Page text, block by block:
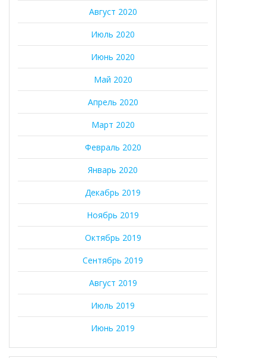
Август 2020
Июль 2020
Июнь 2020
Май 2020
Апрель 2020
Март 2020
Февраль 2020
Январь 2020
Декабрь 2019
Ноябрь 2019
Октябрь 2019
Сентябрь 2019
Август 2019
Июль 2019
Июнь 2019